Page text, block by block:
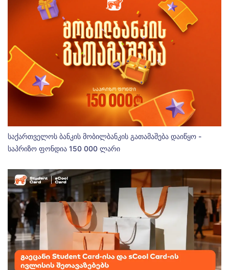
საქართველოს ბანკის მობილბანკის გათამაშება დაიწყო -
საპრიზო ფონდია 150 000 ლარი